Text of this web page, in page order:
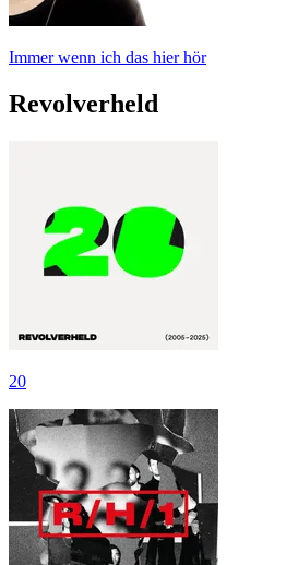
Immer wenn ich das hier hör
Revolverheld
20